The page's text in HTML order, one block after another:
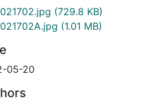
(729.8 KB)
(1.01 MB)
05-20